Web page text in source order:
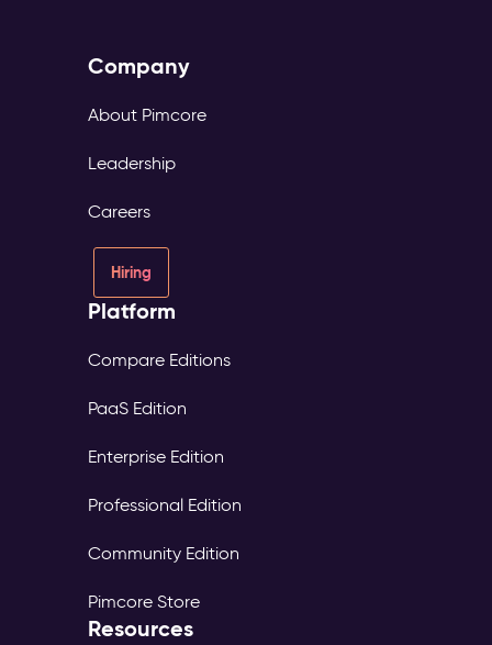
Company
About Pimcore
Leadership
Careers
Hiring
Platform
Compare Editions
PaaS Edition
Enterprise Edition
Professional Edition
Community Edition
Pimcore Store
Resources